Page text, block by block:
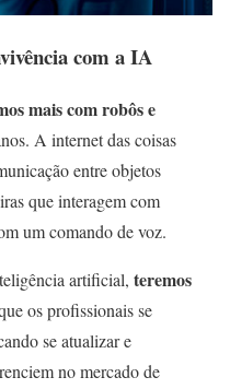
com a IA
mais com robôs e
A internet das coisas
entre objetos
que interagem com
um comando de voz.
artificial, teremos
os profissionais se
se atualizar e
no mercado de